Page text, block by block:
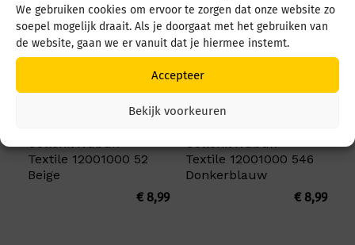
We gebruiken cookies om ervoor te zorgen dat onze website zo
soepel mogelijk draait. Als je doorgaat met het gebruiken van
de website, gaan we er vanuit dat je hiermee instemt.
Accepteer
Bekijk voorkeuren
Collonil Nubuk +
Textile 12001000 52
Beige
€8,99
Collonil Nubuk +
Textile 12001000 546
Donkerblauw
€8,99